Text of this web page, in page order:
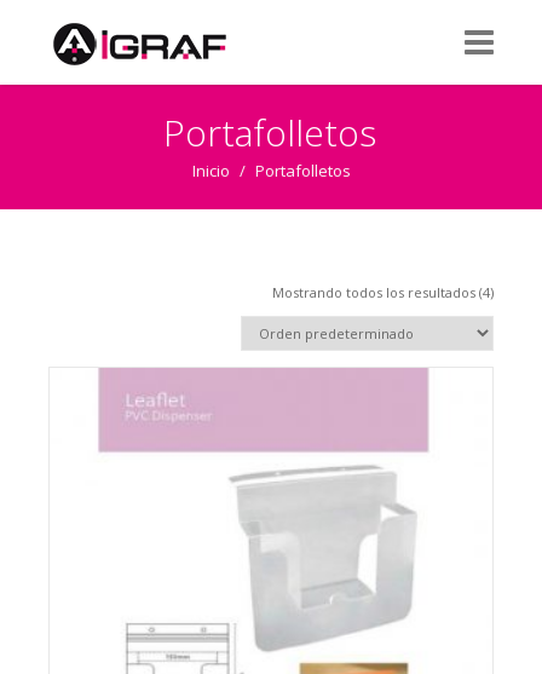
Portafolletos
Inicio / Portafolletos
Mostrando todos los resultados (4)